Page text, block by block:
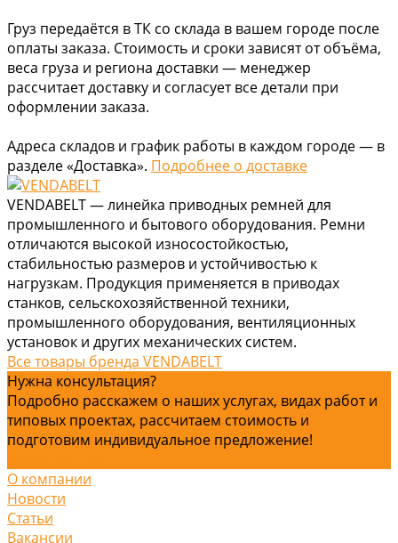
Груз передаётся в ТК со склада в вашем городе после
оплаты заказа. Стоимость и сроки зависят от объёма,
веса груза и региона доставки — менеджер
рассчитает доставку и согласует все детали при
оформлении заказа.
Адреса складов и график работы в каждом городе — в
разделе «Доставка». Подробнее о доставке
VENDABELT — линейка приводных ремней для
промышленного и бытового оборудования. Ремни
отличаются высокой износостойкостью,
стабильностью размеров и устойчивостью к
нагрузкам. Продукция применяется в приводах
станков, сельскохозяйственной техники,
промышленного оборудования, вентиляционных
установок и других механических систем.
Все товары бренда VENDABELT
Нужна консультация?
Подробно расскажем о наших услугах, видах работ и
типовых проектах, рассчитаем стоимость и
подготовим индивидуальное предложение!
О компании
Новости
Статьи
Вакансии